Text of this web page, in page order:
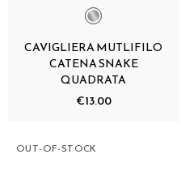
CAVIGLIERA MUTLIFILO
CATENA SNAKE
QUADRATA
€13.00
OUT-OF-STOCK